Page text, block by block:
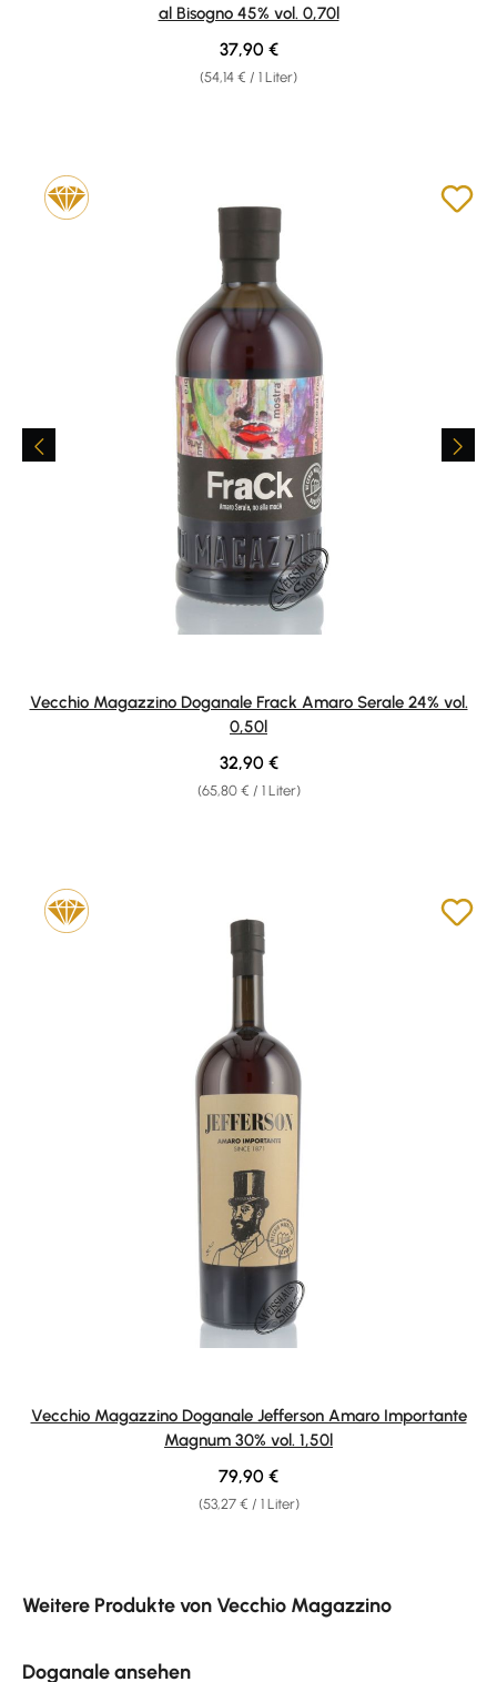
al Bisogno 45% vol. 0,70l
(54,14 € / 1 Liter)
Regulärer Preis:
37,90 €
Vecchio Magazzino Doganale Frack Amaro Serale 24% vol.
0,50l
(65,80 € / 1 Liter)
Regulärer Preis:
32,90 €
Vecchio Magazzino Doganale Jefferson Amaro Importante
Magnum 30% vol. 1,50l
(53,27 € / 1 Liter)
Regulärer Preis:
79,90 €
Weitere Produkte von Vecchio Magazzino
Doganale ansehen